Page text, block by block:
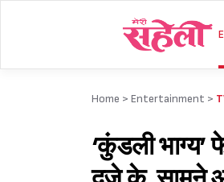
Home > Entertainment >
‘कुंडली